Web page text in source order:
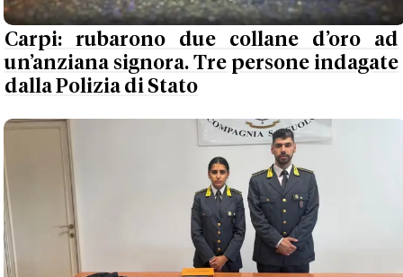
Carpi: rubarono due collane d’oro ad
un’anziana signora. Tre persone indagate
dalla Polizia di Stato